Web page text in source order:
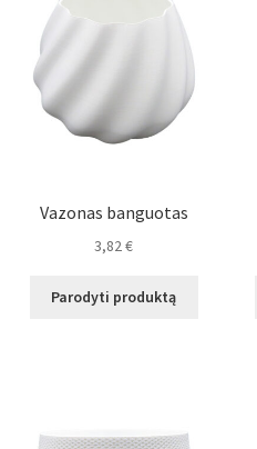
Vazonas banguotas
3,82€
Parodyti produktą